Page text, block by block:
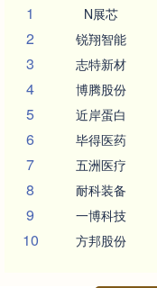
1
N展芯
2 锐翔智能
3 志特新材
4 博腾股份
5 近岸蛋白
6 毕得医药
7 五洲医疗
8 耐科装备
9 一博科技
10 方邦股份